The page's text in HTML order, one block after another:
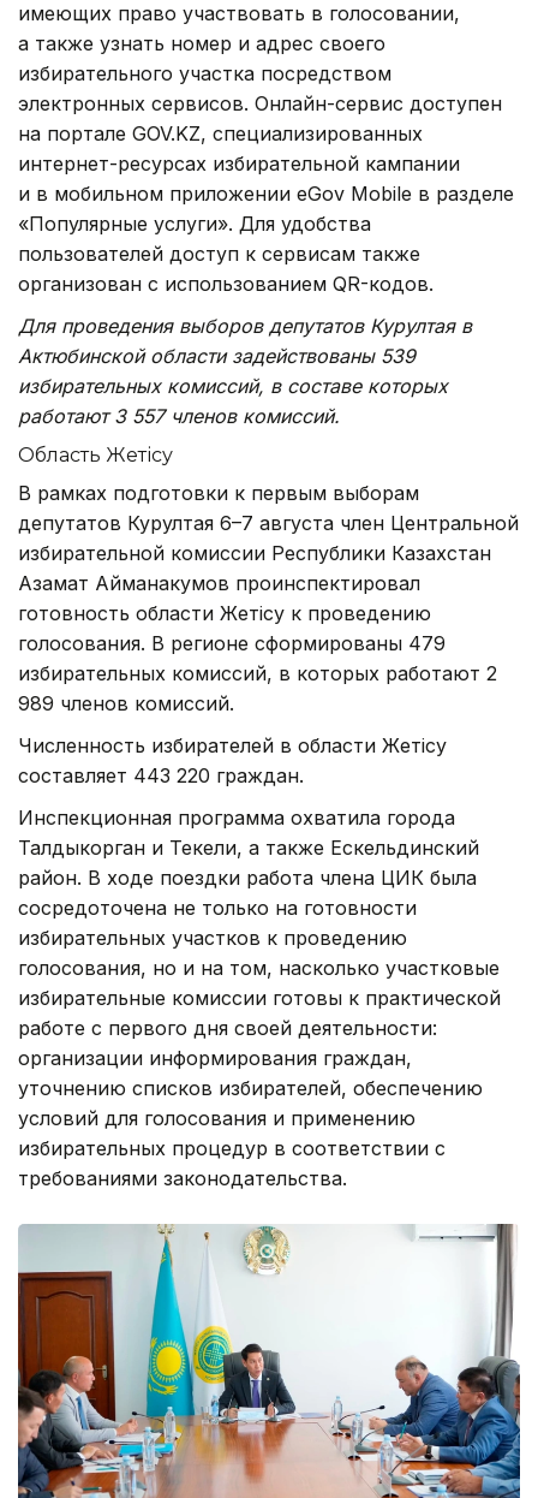
имеющих право участвовать в голосовании,
а также узнать номер и адрес своего
избирательного участка посредством
электронных сервисов. Онлайн-сервис доступен
на портале GOV.KZ, специализированных
интернет-ресурсах избирательной кампании
и в мобильном приложении eGov Mobile в разделе
«Популярные услуги». Для удобства
пользователей доступ к сервисам также
организован с использованием QR-кодов.
Для проведения выборов депутатов Курултая в
Актюбинской области задействованы 539
избирательных комиссий, в составе которых
работают 3 557 членов комиссий.
Область Жетісу
В рамках подготовки к первым выборам
депутатов Курултая 6–7 августа член Центральной
избирательной комиссии Республики Казахстан
Азамат Айманакумов проинспектировал
готовность области Жетісу к проведению
голосования. В регионе сформированы 479
избирательных комиссий, в которых работают 2
989 членов комиссий.
Численность избирателей в области Жетісу
составляет 443 220 граждан.
Инспекционная программа охватила города
Талдыкорган и Текели, а также Ескельдинский
район. В ходе поездки работа члена ЦИК была
сосредоточена не только на готовности
избирательных участков к проведению
голосования, но и на том, насколько участковые
избирательные комиссии готовы к практической
работе с первого дня своей деятельности:
организации информирования граждан,
уточнению списков избирателей, обеспечению
условий для голосования и применению
избирательных процедур в соответствии с
требованиями законодательства.